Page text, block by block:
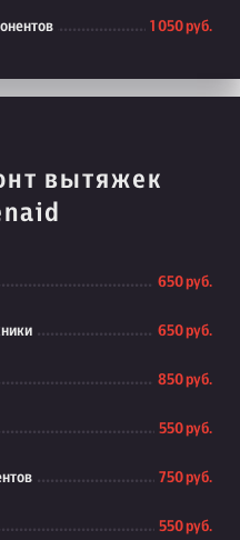
1 050 руб.
вытяжек
650 руб.
650 руб.
850 руб.
550 руб.
750 руб.
550 руб.